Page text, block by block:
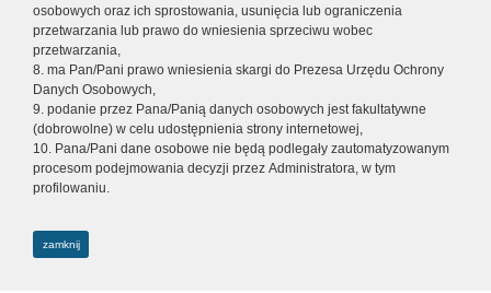
osobowych oraz ich sprostowania, usunięcia lub ograniczenia
przetwarzania lub prawo do wniesienia sprzeciwu wobec
przetwarzania,
8. ma Pan/Pani prawo wniesienia skargi do Prezesa Urzędu Ochrony
Danych Osobowych,
9. podanie przez Pana/Panią danych osobowych jest fakultatywne
(dobrowolne) w celu udostępnienia strony internetowej,
10. Pana/Pani dane osobowe nie będą podlegały zautomatyzowanym
procesom podejmowania decyzji przez Administratora, w tym
profilowaniu.
zamknij